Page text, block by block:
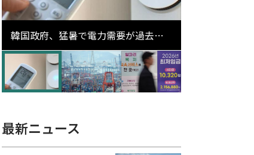
韓国政府、猛暑で電力需要が過去最
高更新の可能性に需給対応体制を点
検
最新ニュース